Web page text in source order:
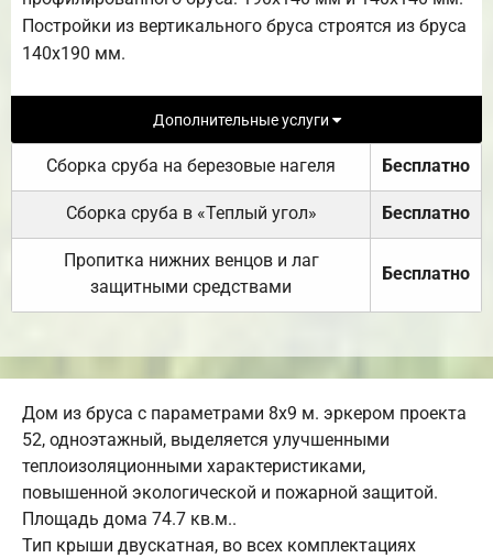
Постройки из вертикального бруса строятся из бруса
140х190 мм.
Дополнительные услуги
Сборка сруба на березовые нагеля Бесплатно
Сборка сруба в «Теплый угол» Бесплатно
Пропитка нижних венцов и лаг
защитными средствами
Бесплатно
Дом из бруса с параметрами 8х9 м. эркером проекта
52, одноэтажный, выделяется улучшенными
теплоизоляционными характеристиками,
повышенной экологической и пожарной защитой.
Площадь дома 74.7 кв.м..
Тип крыши двускатная, во всех комплектациях